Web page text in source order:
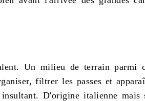
Un milieu de terrain parmi
filtrer les passes et
D'origine italienne mais